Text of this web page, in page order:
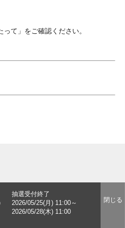
て」をご確認ください。
抽選受付終了
2026/05/25(月) 11:00～
2026/05/28(木) 11:00